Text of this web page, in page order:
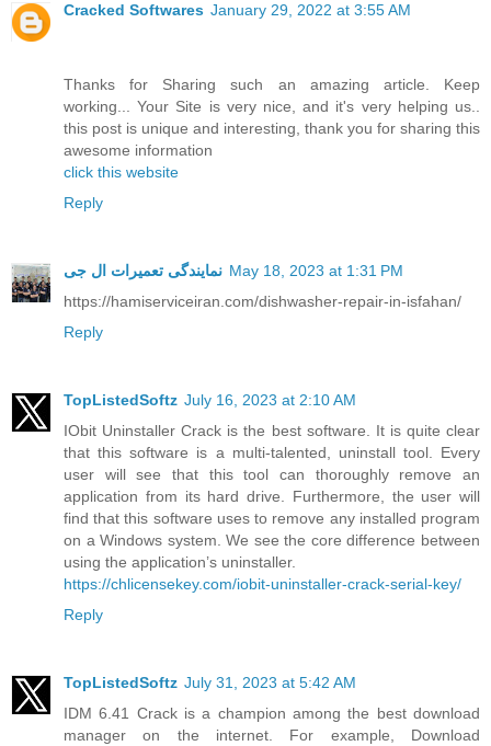
Cracked Softwares January 29, 2022 at 3:55 AM
Thanks for Sharing such an amazing article. Keep
working... Your Site is very nice, and it's very helping us..
this post is unique and interesting, thank you for sharing this
awesome information
click this website
Reply
نمایندگی تعمیرات ال جی May 18, 2023 at 1:31 PM
https://hamiserviceiran.com/dishwasher-repair-in-isfahan/
Reply
TopListedSoftz July 16, 2023 at 2:10 AM
IObit Uninstaller Crack is the best software. It is quite clear
that this software is a multi-talented, uninstall tool. Every
user will see that this tool can thoroughly remove an
application from its hard drive. Furthermore, the user will
find that this software uses to remove any installed program
on a Windows system. We see the core difference between
using the application’s uninstaller.
https://chlicensekey.com/iobit-uninstaller-crack-serial-key/
Reply
TopListedSoftz July 31, 2023 at 5:42 AM
IDM 6.41 Crack is a champion among the best download
manager on the internet. For example, Download